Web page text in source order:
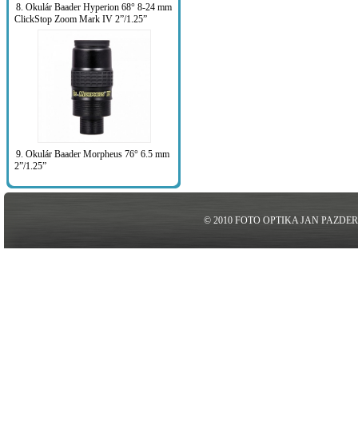
8. Okulár Baader Hyperion 68° 8-24 mm
ClickStop Zoom Mark IV 2”/1.25”
9. Okulár Baader Morpheus 76° 6.5 mm
2”/1.25”
© 2010 FOTO OPTIKA JAN